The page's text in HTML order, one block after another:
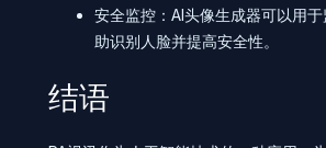
安全监控：AI头像生成器可以用
助识别人脸并提高安全性。
结语